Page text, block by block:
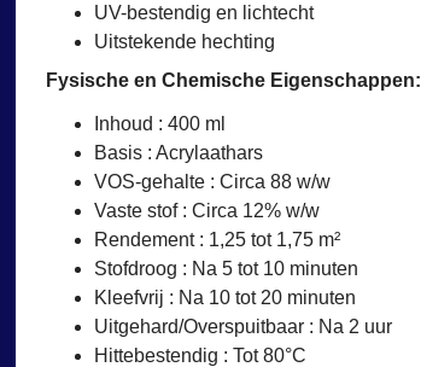
UV-bestendig en lichtecht
Uitstekende hechting
Fysische en Chemische Eigenschappen:
Inhoud : 400 ml
Basis : Acrylaathars
VOS-gehalte : Circa 88 w/w
Vaste stof : Circa 12% w/w
Rendement : 1,25 tot 1,75 m²
Stofdroog : Na 5 tot 10 minuten
Kleefvrij : Na 10 tot 20 minuten
Uitgehard/Overspuitbaar : Na 2 uur
Hittebestendig : Tot 80°C